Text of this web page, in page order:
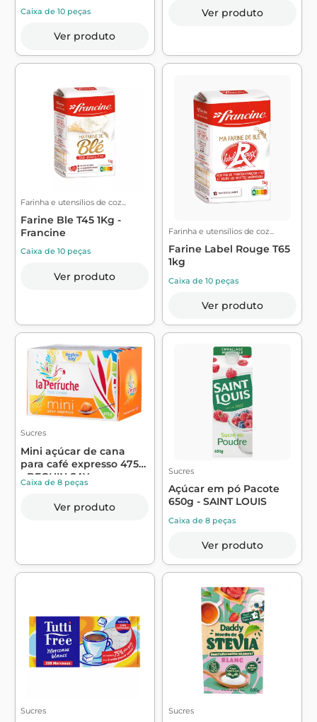
Caixa de 10 peças
Ver produto
Ver produto
Farinha e utensílios de coz...
Farine Ble T45 1Kg -
Francine
Caixa de 10 peças
Ver produto
Farinha e utensílios de coz...
Farine Label Rouge T65
1kg
Caixa de 10 peças
Ver produto
Sucres
Mini açúcar de cana
para café expresso 475g
- BEGHIN SAY
Caixa de 8 peças
Ver produto
Sucres
Açúcar em pó Pacote
650g - SAINT LOUIS
Caixa de 8 peças
Ver produto
Sucres Sucres